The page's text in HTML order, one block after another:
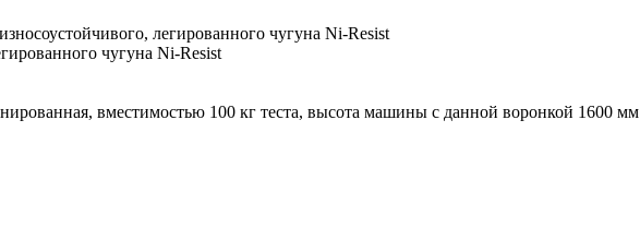
легированного чугуна Ni-Resist
чугуна Ni-Resist
вместимостью 100 кг теста, высота машины с данной воронкой 1600 мм